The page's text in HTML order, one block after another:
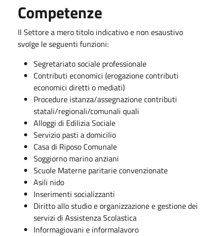
Competenze
Il Settore a mero titolo indicativo e non esaustivo
svolge le seguenti funzioni:
Segretariato sociale professionale
Contributi economici (erogazione contributi
economici diretti o mediati)
Procedure istanza/assegnazione contributi
statali/regionali/comunali quali
Alloggi di Edilizia Sociale
Servizio pasti a domicilio
Casa di Riposo Comunale
Soggiorno marino anziani
Scuole Materne paritarie convenzionate
Asili nido
Inserimenti socializzanti
Diritto allo studio e organizzazione e gestione dei
servizi di Assistenza Scolastica
Informagiovani e informalavoro